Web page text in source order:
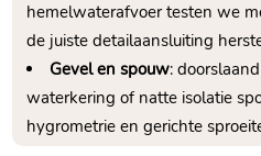
hemelwaterafvoer testen we
de juiste detailaansluiting
Gevel en spouw:
waterkering of natte isolatie
hygrometrie en gerichte